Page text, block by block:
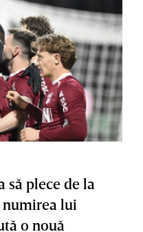
să plece de la
numirea lui
o nouă